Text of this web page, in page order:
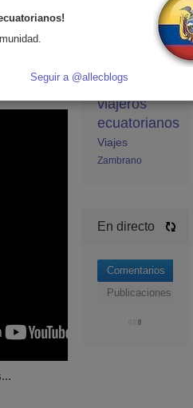
inventar de
tiene un
para
Viajeros
viajeros
ecuatorianos
Viajes
Zambrano
En directo
Comentarios
Publicaciones
Seguir a @allecblogs